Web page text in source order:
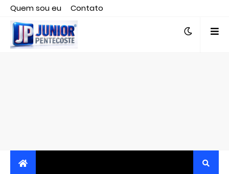
Quem sou eu
Contato
Editor responsável, jornalista Clovis Almeida.